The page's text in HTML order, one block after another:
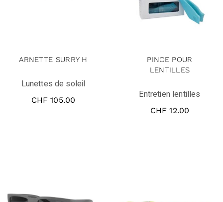
ARNETTE SURRY H
Lunettes de soleil
CHF 105.00
PINCE POUR
LENTILLES
Entretien lentilles
CHF 12.00